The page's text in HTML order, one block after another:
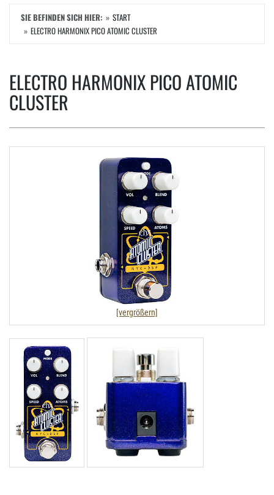
SIE BEFINDEN SICH HIER:
START
ELECTRO HARMONIX PICO ATOMIC CLUSTER
ELECTRO HARMONIX PICO ATOMIC
CLUSTER
[vergrößern]